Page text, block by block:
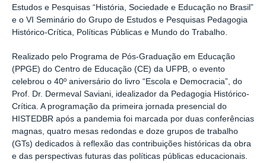
Estudos e Pesquisas “História, Sociedade e Educação no Brasil”
e o VI Seminário do Grupo de Estudos e Pesquisas Pedagogia
Histórico-Crítica, Políticas Públicas e Mundo do Trabalho.
Realizado pelo Programa de Pós-Graduação em Educação
(PPGE) do Centro de Educação (CE) da UFPB, o evento
celebrou o 40º aniversário do livro “Escola e Democracia”, do
Prof. Dr. Dermeval Saviani, idealizador da Pedagogia Histórico-
Crítica. A programação da primeira jornada presencial do
HISTEDBR após a pandemia foi marcada por duas conferências
magnas, quatro mesas redondas e doze grupos de trabalho
(GTs) dedicados à reflexão das contribuições históricas da obra
e das perspectivas futuras das políticas públicas educacionais.